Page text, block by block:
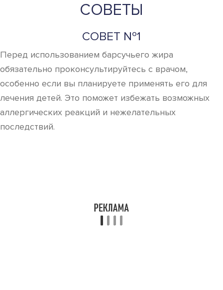
СОВЕТЫ
СОВЕТ №1
Перед использованием барсучьего жира
обязательно проконсультируйтесь с врачом,
особенно если вы планируете применять его для
лечения детей. Это поможет избежать возможных
аллергических реакций и нежелательных
последствий.